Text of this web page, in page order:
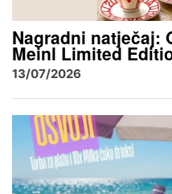
Nagradni natječaj:
Meinl Limited
13/07/2026